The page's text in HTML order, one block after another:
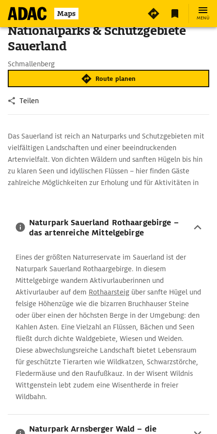
Maps MENÜ
Nationalparks & Schutzgebiete
Sauerland
Schmallenberg
Route planen
Teilen
Das Sauerland ist reich an Naturparks und Schutzgebieten mit
vielfältigen Landschaften und einer beeindruckenden
Artenvielfalt. Von dichten Wäldern und sanften Hügeln bis hin
zu klaren Seen und idyllischen Flüssen – hier finden Gäste
zahlreiche Möglichkeiten zur Erholung und für Aktivitäten in
Naturpark Sauerland Rothaargebirge –
das artenreiche Mittelgebirge
Eines der größten Naturreservate im Sauerland ist der
Naturpark Sauerland Rothaargebirge. In diesem
Mittelgebirge wandern Aktivurlauberinnen und
Aktivurlauber auf dem Rothaarsteig über sanfte Hügel und
felsige Höhenzüge wie die bizarren Bruchhauser Steine
oder über einen der höchsten Berge in der Umgebung: den
Kahlen Asten. Eine Vielzahl an Flüssen, Bächen und Seen
fließt durch dichte Waldgebiete, Wiesen und Weiden.
Diese abwechslungsreiche Landschaft bietet Lebensraum
für geschützte Tierarten wie Wildkatzen, Schwarzstörche,
Fledermäuse und den Raufußkauz. In der Wisent Wildnis
Wittgenstein lebt zudem eine Wisentherde in freier
Wildbahn.
Naturpark Arnsberger Wald – die